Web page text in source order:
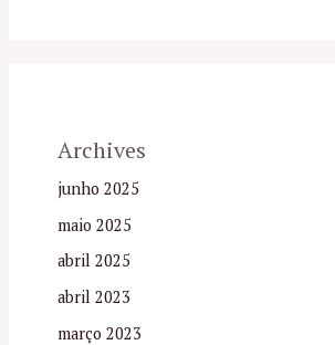
Archives
junho 2025
maio 2025
abril 2025
abril 2023
março 2023